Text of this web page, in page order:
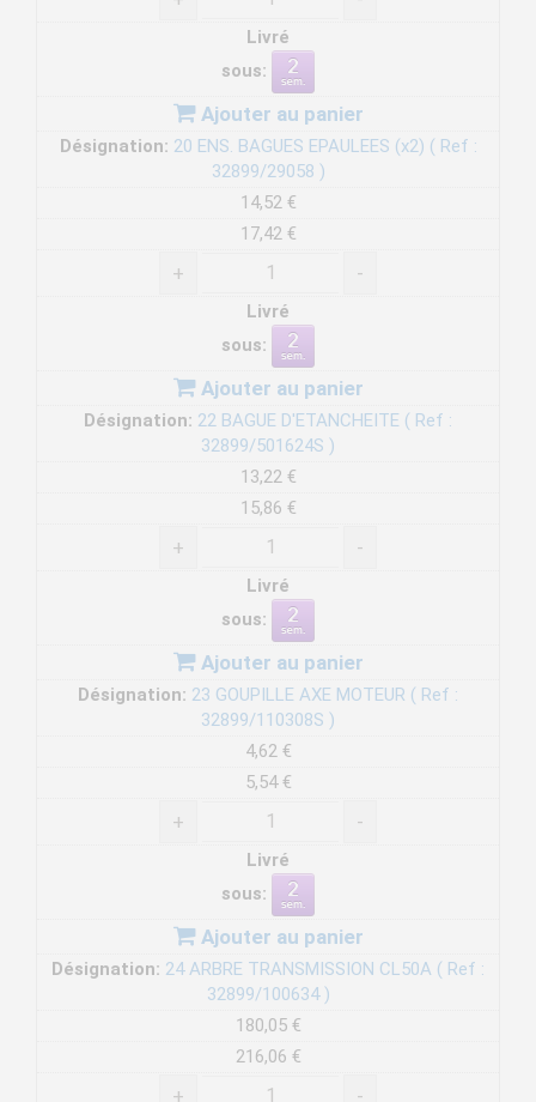
Livré
sous:
Ajouter au panier
Désignation: 20 ENS. BAGUES EPAULEES (x2) ( Ref :
32899/29058 )
14,52 €
17,42 €
+ -
Livré
sous:
Ajouter au panier
Désignation: 22 BAGUE D'ETANCHEITE ( Ref :
32899/501624S )
13,22 €
15,86 €
+ -
Livré
sous:
Ajouter au panier
Désignation: 23 GOUPILLE AXE MOTEUR ( Ref :
32899/110308S )
4,62 €
5,54 €
+ -
Livré
sous:
Ajouter au panier
Désignation: 24 ARBRE TRANSMISSION CL50A ( Ref :
32899/100634 )
180,05 €
216,06 €
+ -